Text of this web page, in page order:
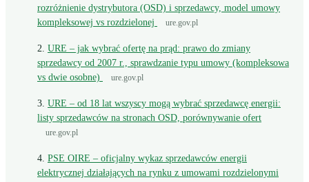
rozróżnienie dystrybutora (OSD) i sprzedawcy, model umowy
kompleksowej vs rozdzielonej
ure.gov.pl
URE – jak wybrać ofertę na prąd: prawo do zmiany
sprzedawcy od 2007 r., sprawdzanie typu umowy (kompleksowa
vs dwie osobne)
ure.gov.pl
URE – od 18 lat wszyscy mogą wybrać sprzedawcę energii:
listy sprzedawców na stronach OSD, porównywanie ofert
ure.gov.pl
PSE OIRE – oficjalny wykaz sprzedawców energii
elektrycznej działających na rynku z umowami rozdzielonymi